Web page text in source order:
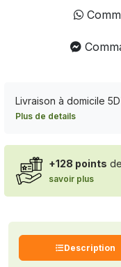
Livraison à domicile
Plus de details
+128 points
savoir plus
Description